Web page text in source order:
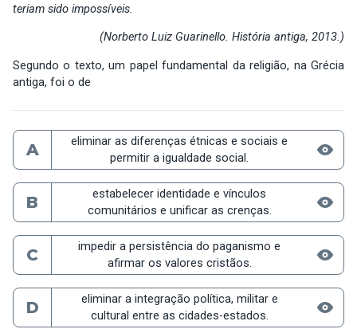
teriam sido impossíveis.
(Norberto Luiz Guarinello. História antiga, 2013.)
Segundo o texto, um papel fundamental da religião, na Grécia
antiga, foi o de
A
eliminar as diferenças étnicas e sociais e
permitir a igualdade social.
B
estabelecer identidade e vínculos
comunitários e unificar as crenças.
C
impedir a persistência do paganismo e
afirmar os valores cristãos.
D
eliminar a integração política, militar e
cultural entre as cidades-estados.